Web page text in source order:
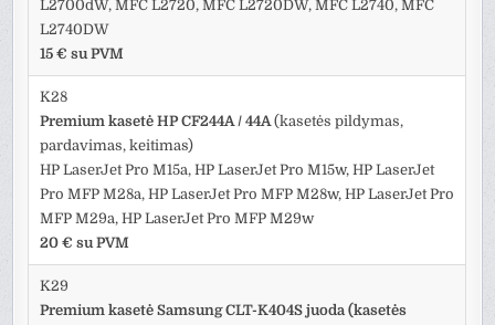
L2700dW, MFC L2720, MFC L2720DW, MFC L2740, MFC
L2740DW
15 € su PVM
K28
Premium kasetė HP CF244A / 44A(kasetės pildymas,
pardavimas, keitimas)
HP LaserJet Pro M15a, HP LaserJet Pro M15w, HP LaserJet
Pro MFP M28a, HP LaserJet Pro MFP M28w, HP LaserJet Pro
MFP M29a, HP LaserJet Pro MFP M29w
20 € su PVM
K29
Premium kasetė Samsung CLT-K404S juoda (kasetės